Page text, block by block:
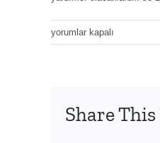
kece-
resim-
yorumlar kapalı
Share